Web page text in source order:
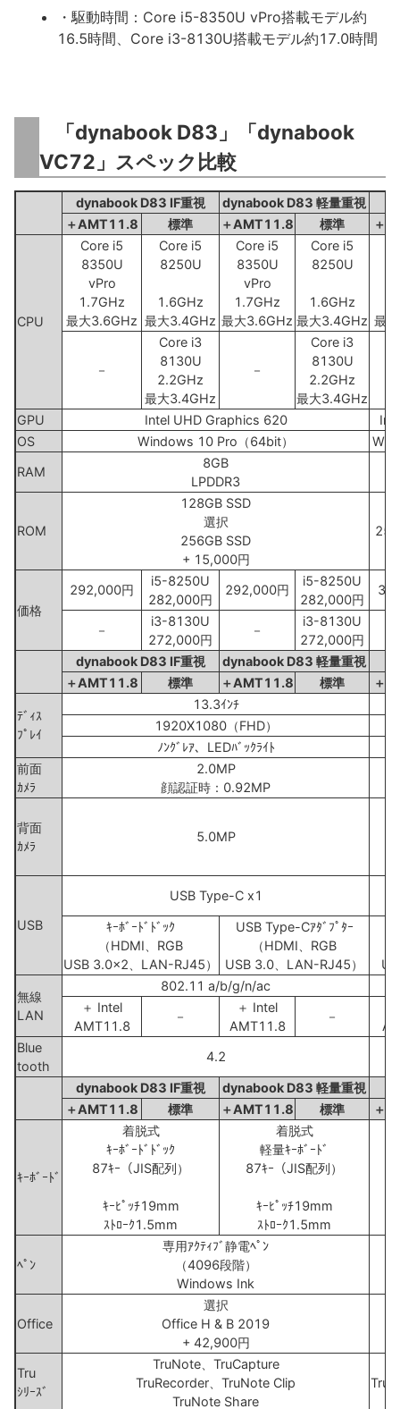
・駆動時間：Core i5-8350U vPro搭載モデル約
16.5時間、Core i3-8130U搭載モデル約17.0時間
「dynabook D83」「dynabook
VC72」スペック比較
dynabook D83 IF重視
dynabook D83 軽量重視
＋AMT11.8
標準 ＋AMT11.8 標準 ＋
CPU
Core i5
8350U
vPro
1.7GHz
最大3.6GHz
Core i5
8250U
1.6GHz
最大3.4GHz
Core i5
8350U
vPro
1.7GHz
最大3.6GHz
Core i5
8250U
1.6GHz
最大3.4GHz 最
－
Core i3
8130U
2.2GHz
最大3.4GHz
－
Core i3
8130U
2.2GHz
最大3.4GHz
GPU
Intel UHD Graphics 620
OS
Windows 10 Pro（64bit）
RAM
8GB
LPDDR3
ROM
128GB SSD
選択
256GB SSD
+ 15,000円
価格
292,000円
i5-8250U
282,000円
292,000円
i5-8250U
282,000円
－
i3-8130U
272,000円
－
i3-8130U
272,000円
dynabook D83 IF重視
dynabook D83 軽量重視
＋AMT11.8
標準 ＋AMT11.8 標準 ＋
ﾃﾞｨｽ
ﾌﾟﾚｲ
13.3ｲﾝﾁ
1920X1080（FHD）
ﾉﾝｸﾞﾚｱ、LEDﾊﾞｯｸﾗｲﾄ
前面
ｶﾒﾗ
2.0MP
顔認証時：0.92MP
背面
ｶﾒﾗ
5.0MP
USB
USB Type-C x1
ｷｰﾎﾞｰﾄﾞﾄﾞｯｸ
（HDMI、RGB
USB 3.0x2、LAN-RJ45）
USB Type-Cｱﾀﾞﾌﾟﾀｰ
（HDMI、RGB
USB 3.0、LAN-RJ45）
無線
LAN
802.11 a/b/g/n/ac
＋ Intel
AMT11.8
－
＋ Intel
AMT11.8
－
Blue
tooth
4.2
dynabook D83 IF重視
dynabook D83 軽量重視
＋AMT11.8
標準 ＋AMT11.8 標準 ＋
ｷｰﾎﾞｰﾄﾞ
着脱式
ｷｰﾎﾞｰﾄﾞﾄﾞｯｸ
87ｷｰ（JIS配列）
ｷｰﾋﾟｯﾁ19mm
ｽﾄﾛｰｸ1.5mm
着脱式
軽量ｷｰﾎﾞｰﾄﾞ
87ｷｰ（JIS配列）
ｷｰﾋﾟｯﾁ19mm
ｽﾄﾛｰｸ1.5mm
ﾍﾟﾝ
専用ｱｸﾃｨﾌﾞ静電ﾍﾟﾝ
（4096段階）
Windows Ink
Office
選択
Office H & B 2019
+ 42,900円
Tru
ｼﾘｰｽﾞ
TruNote、TruCapture
TruRecorder、TruNote Clip
TruNote Share